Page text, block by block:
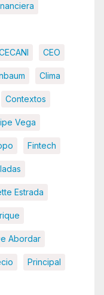
CEO
Clima
Contextos
Vega
Fintech
Estrada
Abordar
Principal